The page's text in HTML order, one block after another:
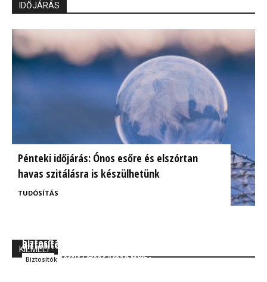
IDŐJÁRÁS
Pénteki időjárás: Ónos esőre és elszórtan
havas szitálásra is készülhetünk
TUDÓSÍTÁS
KIEMELT
biztosítás jövője!
Szakmai Kocsis Ferenc Árpád MBA
Biztosítónál
Biztosítók Kocsis Ferenc Árpád MBA